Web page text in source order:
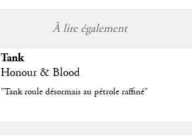
À lire également
Tank
Honour & Blood
"Tank roule désormais au pétrole raffiné"